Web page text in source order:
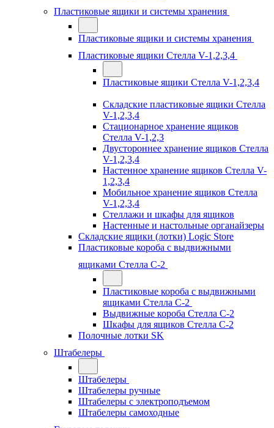
Пластиковые ящики и системы хранения
Пластиковые ящики и системы хранения
Пластиковые ящики Стелла V-1,2,3,4
Пластиковые ящики Стелла V-1,2,3,4
Складские пластиковые ящики Стелла
V-1,2,3,4
Стационарное хранение ящиков
Стелла V-1,2,3
Двустороннее хранение ящиков Стелла
V-1,2,3,4
Настенное хранение ящиков Стелла V-
1,2,3,4
Мобильное хранение ящиков Стелла
V-1,2,3,4
Стеллажи и шкафы для ящиков
Настенные и настольные органайзеры
Складские ящики (лотки) Logiс Store
Пластиковые короба с выдвижными
ящиками Стелла С-2
Пластиковые короба с выдвижными
ящиками Стелла С-2
Выдвижные короба Стелла С-2
Шкафы для ящиков Стелла С-2
Полочные лотки SK
Штабелеры
Штабелеры
Штабелеры ручные
Штабелеры с электроподъемом
Штабелеры самоходные